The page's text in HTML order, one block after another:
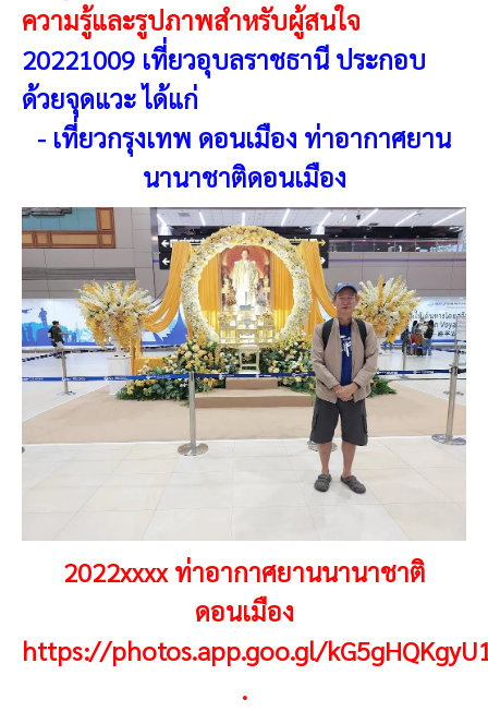
ความรู้และรูปภาพสำหรับผู้สนใจ
20221009 เที่ยวอุบลราชธานี ประกอบ
ด้วยจุดแวะได้แก่
- เที่ยวกรุงเทพ ดอนเมือง ท่าอากาศยาน
นานาชาติดอนเมือง
2022xxxx ท่าอากาศยานนานาชาติ
ดอนเมือง
https://photos.app.goo.gl/
.